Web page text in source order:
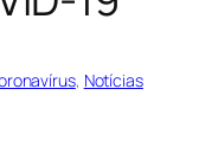
, Notícias